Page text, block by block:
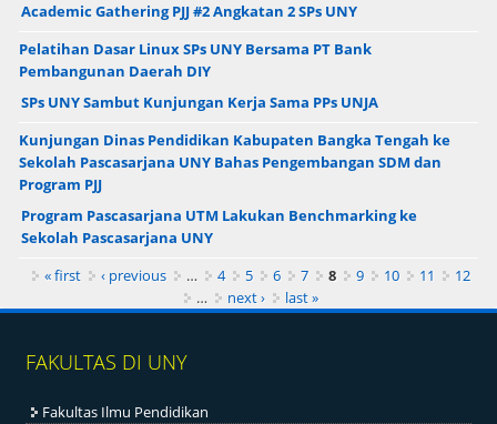
Academic Gathering PJJ #2 Angkatan 2 SPs UNY
Pelatihan Dasar Linux SPs UNY Bersama PT Bank
Pembangunan Daerah DIY
SPs UNY Sambut Kunjungan Kerja Sama PPs UNJA
Kunjungan Dinas Pendidikan Kabupaten Bangka Tengah ke
Sekolah Pascasarjana UNY Bahas Pengembangan SDM dan
Program PJJ
Program Pascasarjana UTM Lakukan Benchmarking ke
Sekolah Pascasarjana UNY
Pages
« first ‹ previous … 4 5 6 7 8 9 10 11
12
…
next › last »
FAKULTAS DI UNY
Fakultas Ilmu Pendidikan